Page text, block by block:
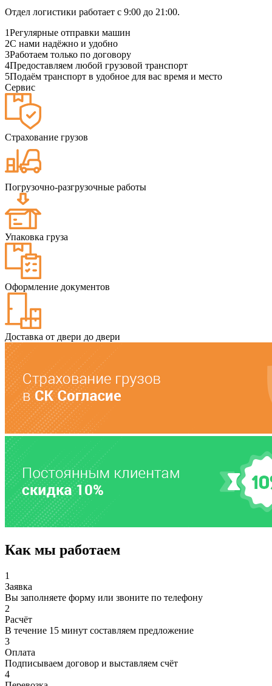
Отдел логистики работает с 9:00 до 21:00.
1Регулярные отправки машин
2С нами надёжно и удобно
3Работаем только по договору
4Предоставляем любой грузовой транспорт
5Подаём транспорт в удобное для вас время и место
Сервис
Страхование грузов
Погрузочно-разгрузочные работы
Упаковка груза
Оформление документов
Доставка от двери до двери
Как мы работаем
1
Заявка
Вы заполняете форму или звоните по телефону
2
Расчёт
В течение 15 минут составляем предложение
3
Оплата
Подписываем договор и выставляем счёт
4